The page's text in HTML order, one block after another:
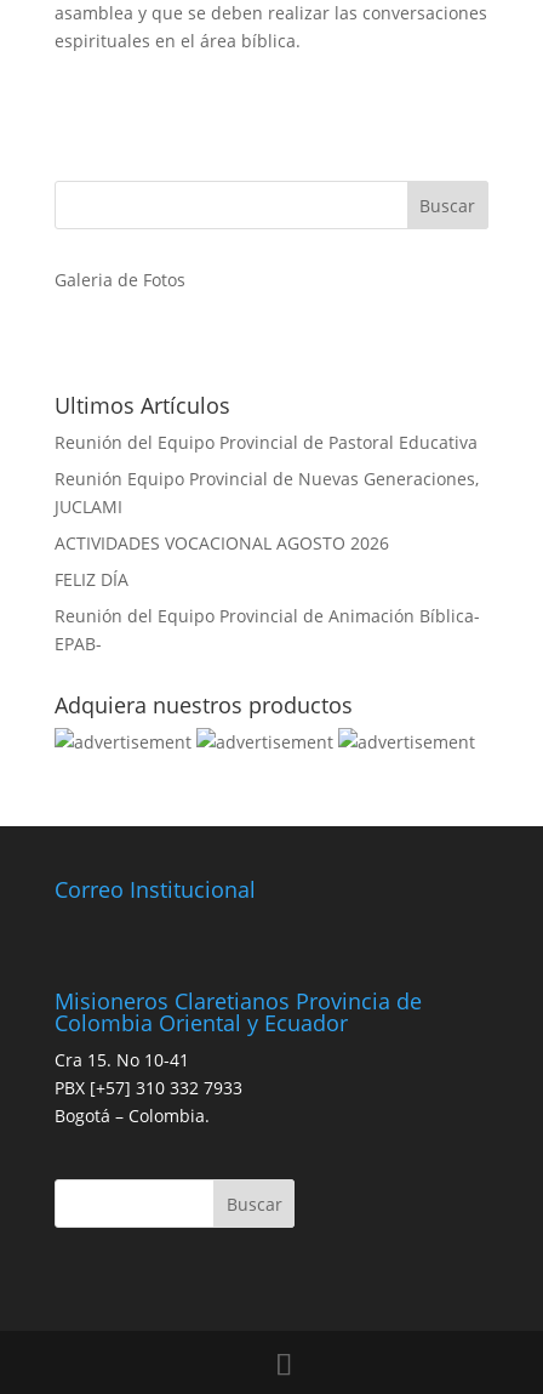
asamblea y que se deben realizar las conversaciones
espirituales en el área bíblica.
Galeria de Fotos
Ultimos Artículos
Reunión del Equipo Provincial de Pastoral Educativa
Reunión Equipo Provincial de Nuevas Generaciones,
JUCLAMI
ACTIVIDADES VOCACIONAL AGOSTO 2026
FELIZ DÍA
Reunión del Equipo Provincial de Animación Bíblica-
EPAB-
Adquiera nuestros productos
Correo Institucional
Misioneros Claretianos Provincia de
Colombia Oriental y Ecuador
Cra 15. No 10-41
PBX [+57] 310 332 7933
Bogotá – Colombia.